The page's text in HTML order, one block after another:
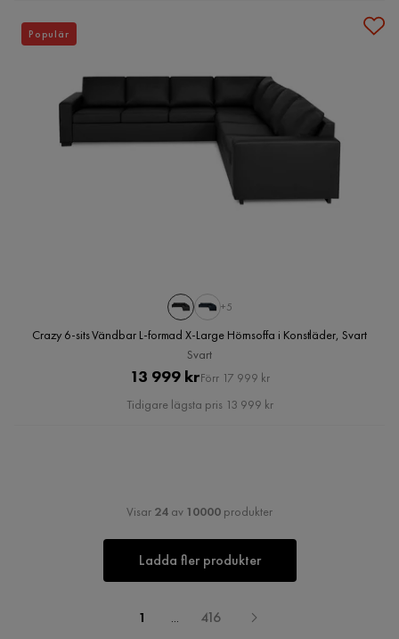
+5
Crazy 6-sits Vändbar L-formad X-Large Hörnsoffa i Konstläder, Svart
Svart
Pris
13 999 krOriginal
Pris
Förr 17 999 kr
Tidigare lägsta pris 13 999 kr
Populär
Visar 24 av 10000 produkter
Ladda fler produkter
1 ... 416